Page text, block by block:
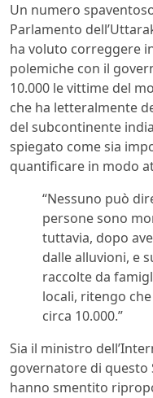
Un numero
Parlamento
ha voluto correggere
polemiche con il
10.000 le vittime del
che ha letteralmente
del subcontinente
spiegato come sia
quantificare in modo
“Nessuno può
persone sono
tuttavia, dopo
dalle alluvioni, e
raccolte da
locali, ritengo
circa 10.000.”
Sia il ministro
governatore di questo
hanno smentito